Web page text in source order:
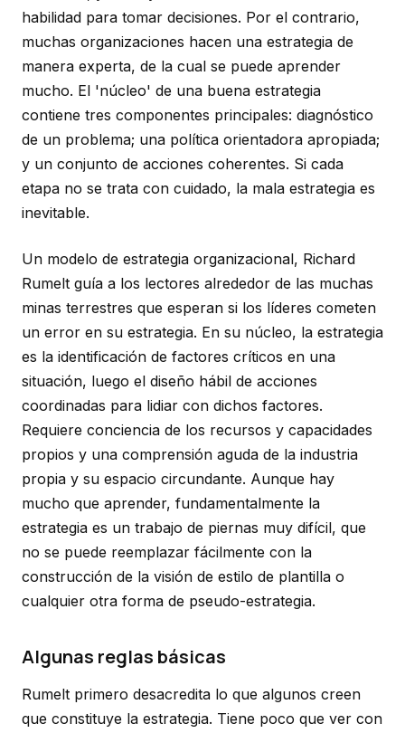
habilidad para tomar decisiones. Por el contrario,
muchas organizaciones hacen una estrategia de
manera experta, de la cual se puede aprender
mucho. El 'núcleo' de una buena estrategia
contiene tres componentes principales: diagnóstico
de un problema; una política orientadora apropiada;
y un conjunto de acciones coherentes. Si cada
etapa no se trata con cuidado, la mala estrategia es
inevitable.
Un modelo de estrategia organizacional, Richard
Rumelt guía a los lectores alrededor de las muchas
minas terrestres que esperan si los líderes cometen
un error en su estrategia. En su núcleo, la estrategia
es la identificación de factores críticos en una
situación, luego el diseño hábil de acciones
coordinadas para lidiar con dichos factores.
Requiere conciencia de los recursos y capacidades
propios y una comprensión aguda de la industria
propia y su espacio circundante. Aunque hay
mucho que aprender, fundamentalmente la
estrategia es un trabajo de piernas muy difícil, que
no se puede reemplazar fácilmente con la
construcción de la visión de estilo de plantilla o
cualquier otra forma de pseudo-estrategia.
Algunas reglas básicas
Rumelt primero desacredita lo que algunos creen
que constituye la estrategia. Tiene poco que ver con